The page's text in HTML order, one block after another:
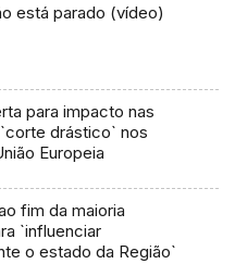
está parado (vídeo)
para impacto nas
drástico` nos
Europeia
fim da maioria
`influenciar
o estado da Região`